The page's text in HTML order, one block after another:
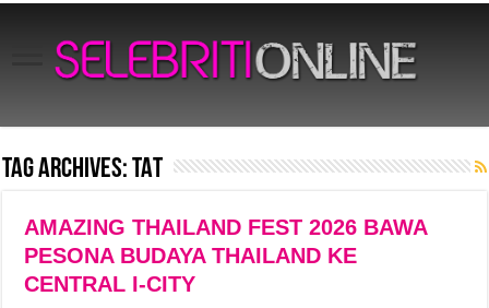
Tag Archives:TAT
AMAZING THAILAND FEST 2026 BAWA
PESONA BUDAYA THAILAND KE
CENTRAL I-CITY